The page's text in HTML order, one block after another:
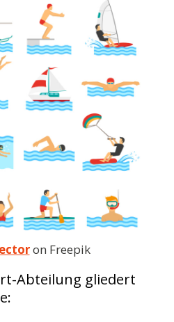
on Freepik
Abteilung gliedert